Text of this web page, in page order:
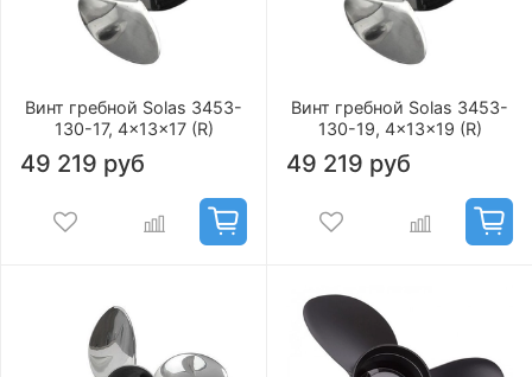
Винт гребной Solas 3453-
130-17, 4x13x17 (R)
49 219 руб
Винт гребной Solas 3453-
130-19, 4x13x19 (R)
49 219 руб